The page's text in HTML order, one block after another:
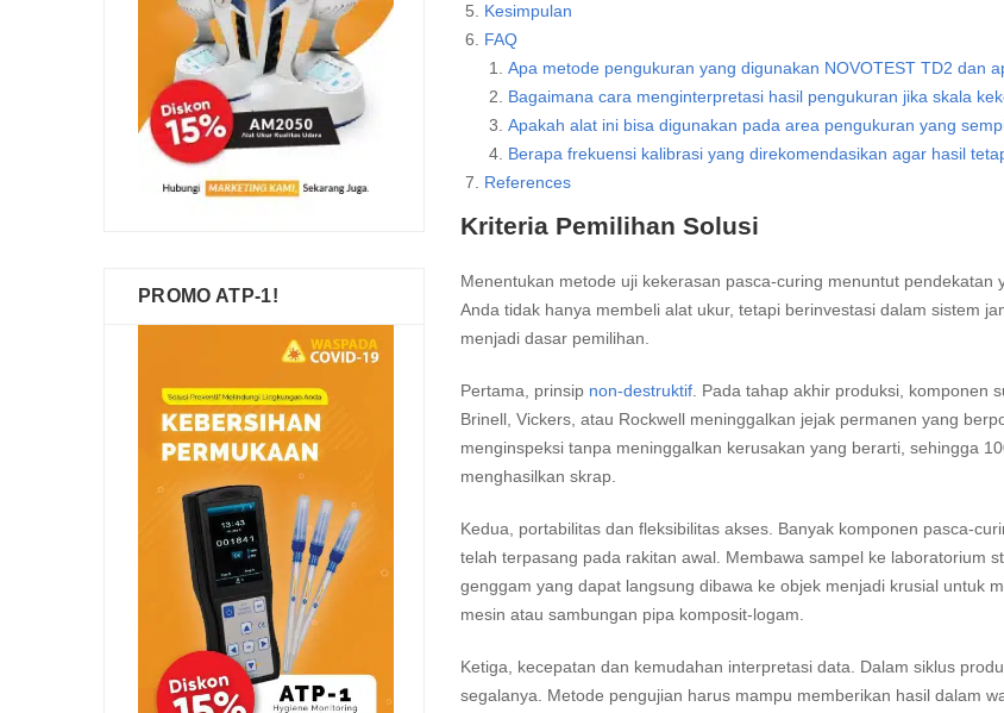
Kesimpulan
FAQ
Apa metode pengukuran yang digunakan NOVOTEST TD2 dan
Bagaimana cara menginterpretasi hasil pengukuran jika skala
Apakah alat ini bisa digunakan pada area pengukuran yang
Berapa frekuensi kalibrasi yang direkomendasikan agar hasil
References
Kriteria Pemilihan Solusi
Menentukan metode uji kekerasan pasca-curing menuntut
Anda tidak hanya membeli alat ukur, tetapi berinvestasi dalam sistem
menjadi dasar pemilihan.
Pertama, prinsip non-destruktif . Pada tahap akhir produksi, komponen
Brinell, Vickers, atau Rockwell meninggalkan jejak permanen yang
menginspeksi tanpa meninggalkan kerusakan yang berarti, sehingga
menghasilkan skrap.
Kedua, portabilitas dan fleksibilitas akses. Banyak komponen pasca-
telah terpasang pada rakitan awal. Membawa sampel ke laboratorium
genggam yang dapat langsung dibawa ke objek menjadi krusial untuk
mesin atau sambungan pipa komposit-logam.
Ketiga, kecepatan dan kemudahan interpretasi data. Dalam siklus
segalanya. Metode pengujian harus mampu memberikan hasil dalam
PROMO ATP-1!